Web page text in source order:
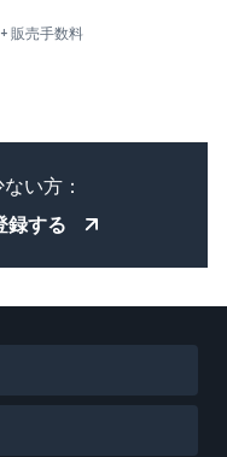
販売手数料
い方：
録する